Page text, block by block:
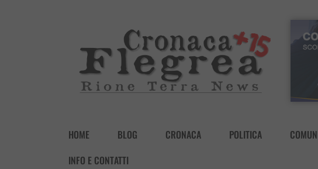
HOME BLOG CRONACA POLITICA
INFO E CONTATTI